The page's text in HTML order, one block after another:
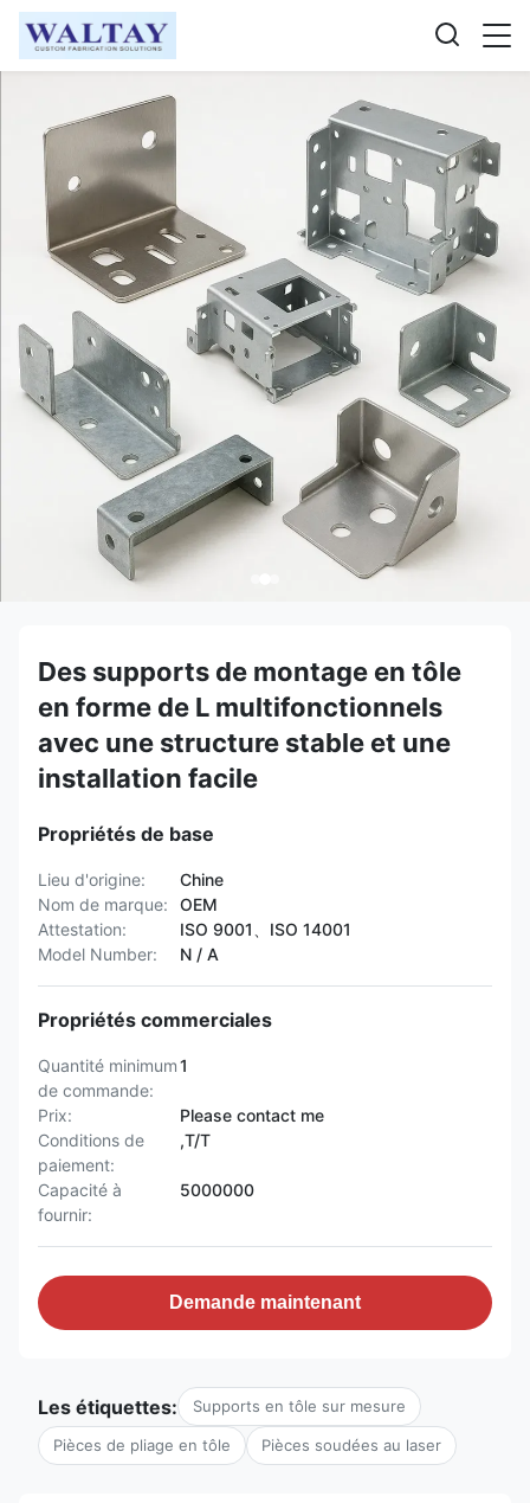
Des supports de montage en tôle
en forme de L multifonctionnels
avec une structure stable et une
installation facile
Propriétés de base
Lieu d'origine:
Chine
Nom de marque:
OEM
Attestation:
ISO 9001、ISO 14001
Model Number:
N / A
Propriétés commerciales
Quantité minimum
de commande:
1
Prix:
Please contact me
Conditions de
paiement:
,T/T
Capacité à
fournir:
5000000
Demande maintenant
Les étiquettes: Supports en tôle sur mesure
Pièces de pliage en tôle Pièces soudées au laser